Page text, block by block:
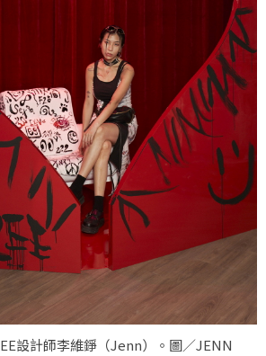
設計師李維錚（Jenn）。圖／JENN